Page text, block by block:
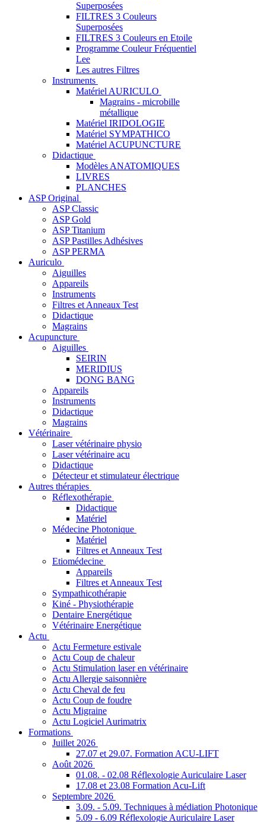
Superposées
FILTRES 3 Couleurs
Superposées
FILTRES 3 Couleurs en Etoile
Programme Couleur Fréquentiel
Lee
Les autres Filtres
Instruments
Matériel AURICULO
Magrains - microbille
métallique
Matériel IRIDOLOGIE
Matériel SYMPATHICO
Matériel ACUPUNCTURE
Didactique
Modèles ANATOMIQUES
LIVRES
PLANCHES
ASP Original
ASP Classic
ASP Gold
ASP Titanium
ASP Pastilles Adhésives
ASP PERMA
Auriculo
Aiguilles
Appareils
Instruments
Filtres et Anneaux Test
Didactique
Magrains
Acupuncture
Aiguilles
SEIRIN
MERIDIUS
DONG BANG
Appareils
Instruments
Didactique
Magrains
Vétérinaire
Laser vétérinaire physio
Laser vétérinaire acu
Didactique
Détecteur et stimulateur électrique
Autres thérapies
Réflexothérapie
Didactique
Matériel
Médecine Photonique
Matériel
Filtres et Anneaux Test
Etiomédecine
Appareils
Filtres et Anneaux Test
Sympathicothérapie
Kiné - Physiothérapie
Dentaire Energétique
Vétérinaire Energétique
Actu
Actu Fermeture estivale
Actu Coup de chaleur
Actu Stimulation laser en vétérinaire
Actu Allergie saisonnière
Actu Cheval de feu
Actu Coup de foudre
Actu Migraine
Actu Logiciel Aurimatrix
Formations
Juillet 2026
27.07 et 29.07. Formation ACU-LIFT
Août 2026
01.08. - 02.08 Réflexologie Auriculaire Laser
17.08 et 23.08 Formation Acu-Lift
Septembre 2026
3.09. - 5.09. Techniques à médiation Photonique
5.09 - 6.09 Réflexologie Auriculaire Laser